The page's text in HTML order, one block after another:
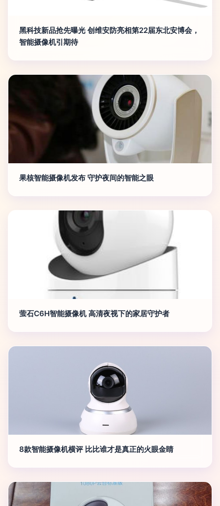
黑科技新品抢先曝光 创维安防亮相第22届东北安博会，
智能摄像机引期待
果核智能摄像机发布 守护夜间的智能之眼
萤石C6H智能摄像机 高清夜视下的家居守护者
8款智能摄像机横评 比比谁才是真正的火眼金睛